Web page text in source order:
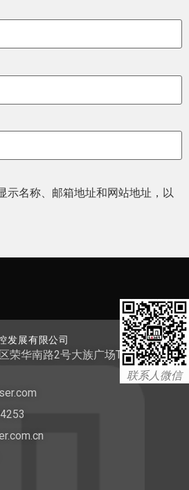
示名称、邮箱地址和网站地址，以
联系人微信
发展有限公司
荣华南路2号大族广场T1栋